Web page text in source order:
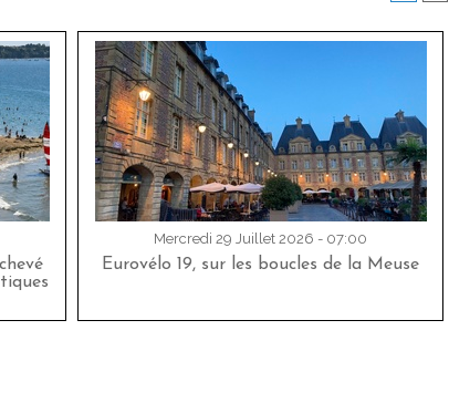
Mercredi 29 Juillet 2026 - 07:00
Eurovélo 19, sur les boucles de la Meuse